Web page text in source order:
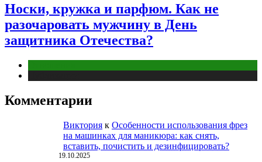
Носки, кружка и парфюм. Как не
разочаровать мужчину в День
защитника Отечества?
Комментарии
Виктория к Особенности использования фрез
на машинках для маникюра: как снять,
вставить, почистить и дезинфицировать?
19.10.2025